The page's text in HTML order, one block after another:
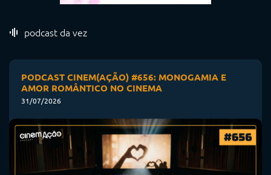
podcast da vez
PODCAST CINEM(AÇÃO) #656: MONOGAMIA E
AMOR ROMÂNTICO NO CINEMA
31/07/2026